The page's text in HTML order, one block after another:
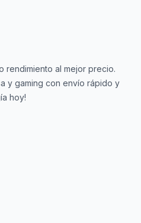
rendimiento al mejor precio.
y gaming con envío rápido y
hoy!